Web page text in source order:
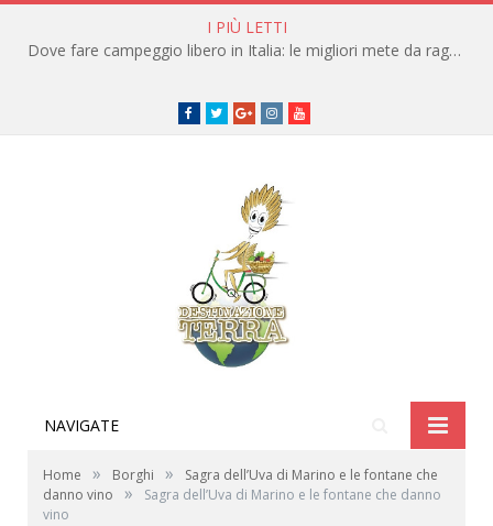
I PIÙ LETTI
Dove fare campeggio libero in Italia: le migliori mete da raggiungere in traghetto
Facebook
TwitterGoogle+instagramyoutube
NAVIGATE
Home » Borghi »
Sagra dell’Uva di Marino e le fontane che
danno vino
»
Sagra dell’Uva di Marino e le fontane che danno
vino